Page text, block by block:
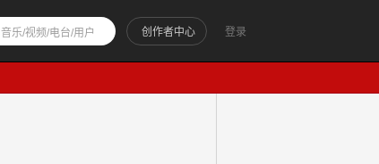
登录
创作者中心
音乐/视频/电台/用户